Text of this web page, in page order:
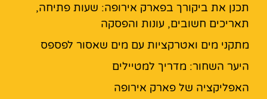
תכנן את ביקורך בפארק אירופה: שעות פתיחה,
תאריכים חשובים, עונות והפסקה
מתקני מים ואטרקציות עם מים שאסור לפספס
היער השחור: מדריך למטיילים
האפליקציה של פארק אירופה